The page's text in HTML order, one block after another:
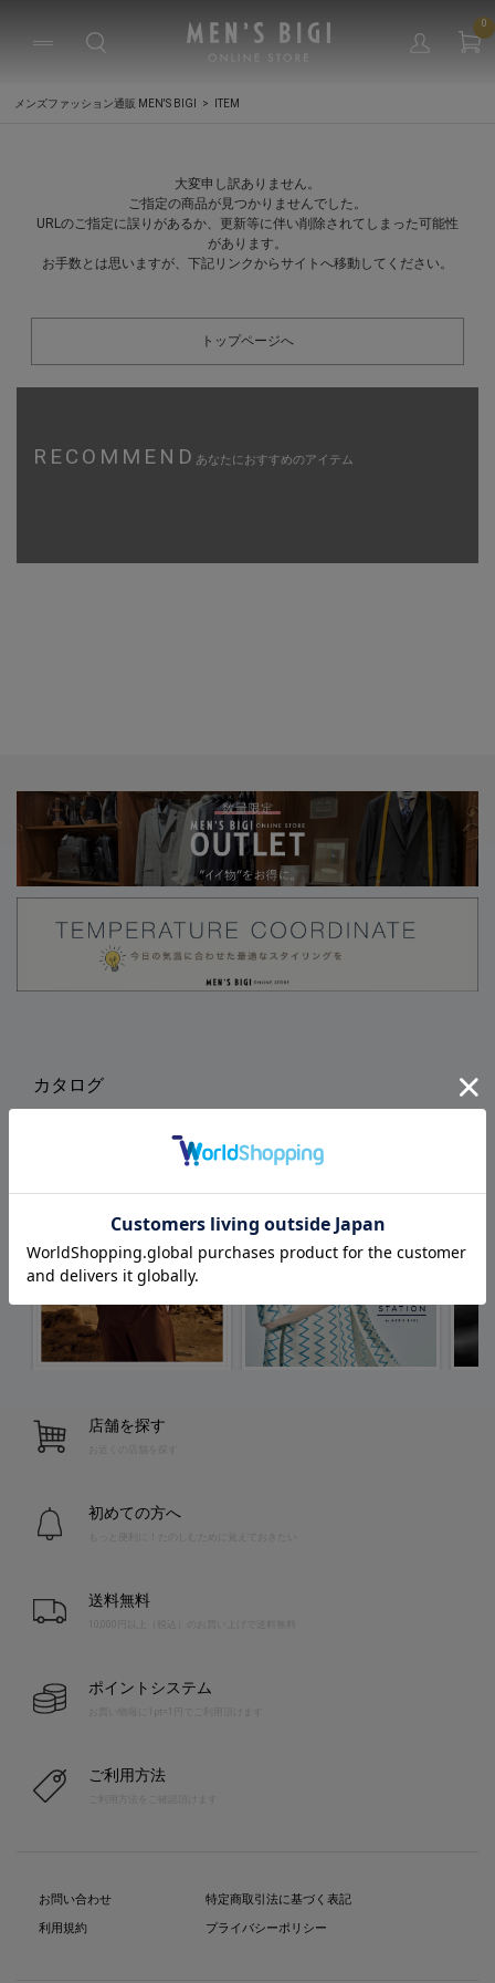
0
メンズファッション通販 MEN'S BIGI ITEM
大変申し訳ありません。
ご指定の商品が見つかりませんでした。
URLのご指定に誤りがあるか、更新等に伴い削除されてしまった可能性
があります。
お手数とは思いますが、下記リンクからサイトへ移動してください。
トップページへ
RECOMMEND あなたにおすすめのアイテム
カタログ
店舗を探す
お近くの店舗を探す
初めての方へ
送料無料
10,000円以上（税込）のお買い上げで送料無料
ポイントシステム
お買い物毎に1pt=1円でご利用頂けます
ご利用方法
お問い合わせ
利用規約
特定商取引法に基づく表記
プライバシーポリシー